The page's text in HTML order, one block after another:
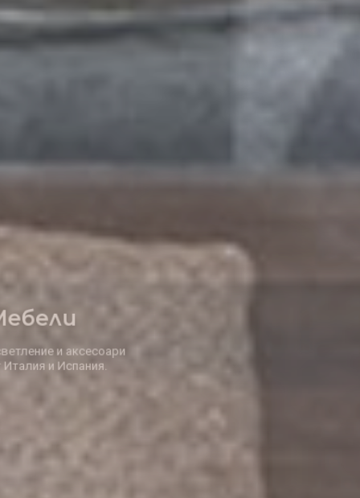
Елегантни
Решения за дома
заведението, офиса и градината.